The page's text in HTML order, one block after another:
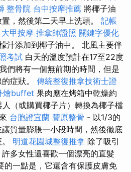
整骨院 台中按摩推薦 將椰子油
，然後第二天早上洗頭。 記帳
大甲按摩 推拿師證照 關鍵字優化
汁添加到椰子油中。 北風主要伴
考試 白天的溫度預計在17至22度
們將有一個無前期的時間，但是
症狀。 傳統整復推拿技術士證
燴buffet 果肉應在烤箱中乾燥約
（或購買椰子片）轉換為椰子檔
台胞證宜蘭 豐原整骨 - 以1/3的
質量膨脹一小段時間，然後徹底
明道花園城整復推拿 除了吸引
多女性還喜歡一個漂亮的直髮
的一點是，它還含有保護皮膚免